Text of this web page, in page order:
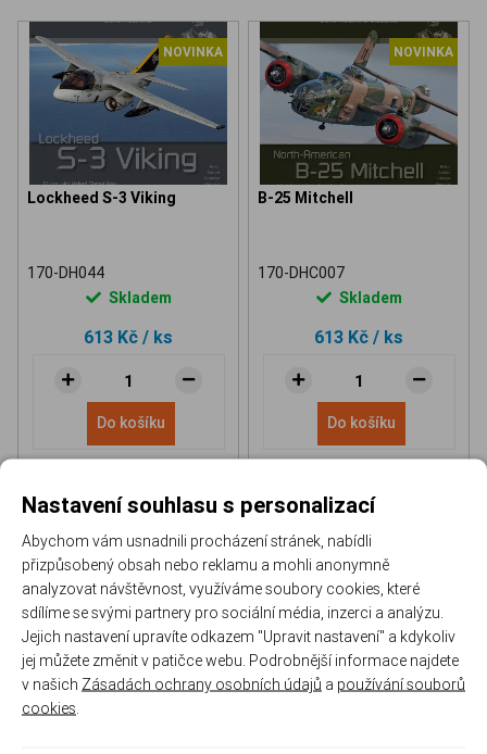
NOVINKA
Lockheed S-3 Viking
170-DH044
Skladem
613 Kč / ks
Do košíku
NOVINKA
B-25 Mitchell
170-DHC007
Skladem
613 Kč / ks
Do košíku
NH 90 helicopter Book P-51D Mustang Book
Nastavení souhlasu s personalizací
Abychom vám usnadnili procházení stránek, nabídli
přizpůsobený obsah nebo reklamu a mohli anonymně
analyzovat návštěvnost, využíváme soubory cookies, které
sdílíme se svými partnery pro sociální média, inzerci a analýzu.
Jejich nastavení upravíte odkazem "Upravit nastavení" a kdykoliv
jej můžete změnit v patičce webu. Podrobnější informace najdete
v našich Zásadách ochrany osobních údajů a používání souborů
cookies